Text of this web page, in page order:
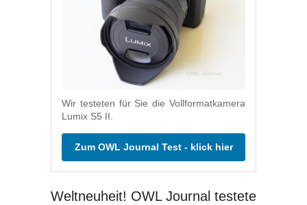
Wir testeten für Sie die Vollformatkamera
Lumix S5 II.
Zum OWL Journal Test - klick hier
Weltneuheit! OWL Journal testete